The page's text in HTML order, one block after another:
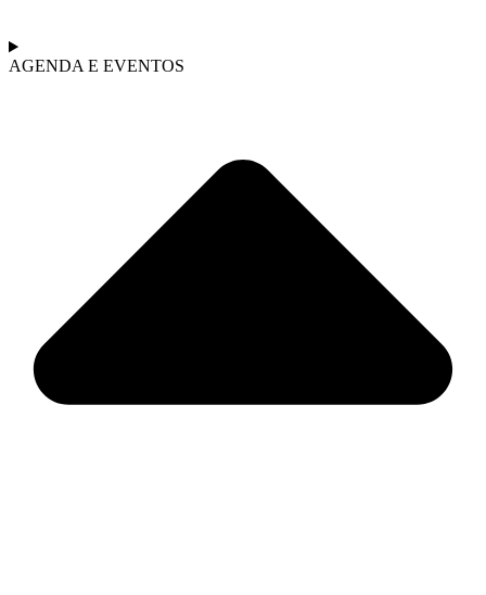
AGENDA E EVENTOS